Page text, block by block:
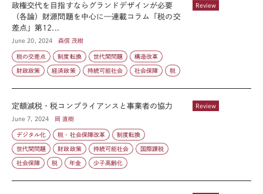
Review
政権交代を目指すならグランドデザインが必要
（各論）財源問題を中心に—連載コラム「税の交
差点」第12...
June 20, 2024 森信 茂樹
税の交差点 制度転換 世代間問題 構造改革
財政政策 経済政策 持続可能社会 社会保障 税
Review
定額減税・税コンプライアンスと事業者の協力
June 7, 2024 岡 直樹
デジタル化 税・社会保障改革 制度転換
世代間問題 財政政策 持続可能社会 国際課税
社会保障 税 年金 少子高齢化